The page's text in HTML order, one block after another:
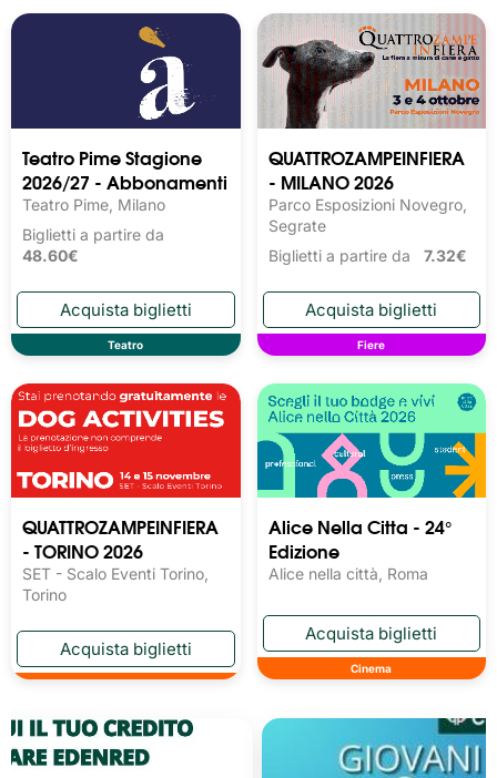
Teatro Pime Stagione
2026/27 - Abbonamenti
Teatro Pime, Milano
Biglietti a partire da
48.60€
Teatro
QUATTROZAMPEINFIERA
- MILANO 2026
Parco Esposizioni Novegro,
Segrate
Biglietti a partire da 7.32€
Fiere
QUATTROZAMPEINFIERA
- TORINO 2026
SET - Scalo Eventi Torino,
Torino
Alice Nella Citta - 24°
Edizione
Alice nella città, Roma
Cinema